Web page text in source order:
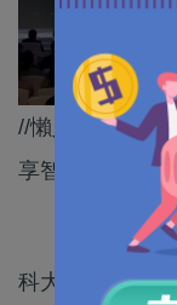
//懶人福音！內
享智慧生活。//
科大訊飛副總